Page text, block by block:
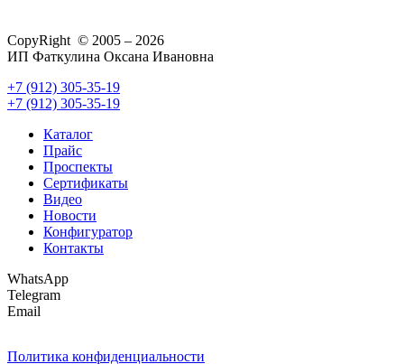
CopyRight © 2005 – 2026
ИП Фаткулина Оксана Ивановна
+7 (912) 305-35-19
+7 (912) 305-35-19
Каталог
Прайс
Проспекты
Сертификаты
Видео
Новости
Конфигуратор
Контакты
WhatsApp
Telegram
Email
Политика конфиденциальности